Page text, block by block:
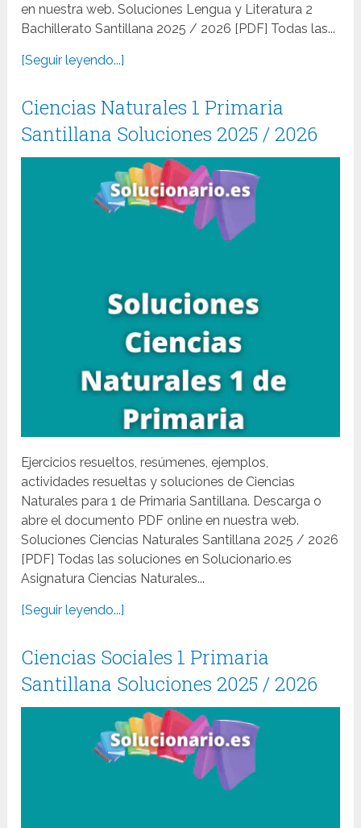
en nuestra web. Soluciones Lengua y Literatura 2
Bachillerato Santillana 2025 / 2026 [PDF] Todas las...
[Seguir leyendo...]
Ciencias Naturales 1 Primaria
Santillana Soluciones 2025 / 2026
Ejercicios resueltos, resúmenes, ejemplos,
actividades resueltas y soluciones de Ciencias
Naturales para 1 de Primaria Santillana. Descarga o
abre el documento PDF online en nuestra web.
Soluciones Ciencias Naturales Santillana 2025 / 2026
[PDF] Todas las soluciones en Solucionario.es
Asignatura Ciencias Naturales...
[Seguir leyendo...]
Ciencias Sociales 1 Primaria
Santillana Soluciones 2025 / 2026